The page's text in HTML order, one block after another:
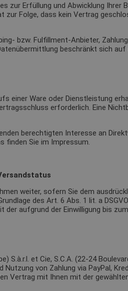
zur Erfüllung und Abwicklung
Folge, dass kein Vertrag
bzw. Fulfillment-Anbieter,
beschränkt sich
einer Ware oder Dienstleistung
erforderlich. Eine
berechtigten Interesse an
finden Sie im Impressum.
weiter, sofern Sie dem
des Art. 6 Abs. 1 lit. a
aufgrund der Einwilligung bis
et Cie, S.C.A. (22-24
von Zahlung via PayPal,
Vertrag mit Ihnen mit der